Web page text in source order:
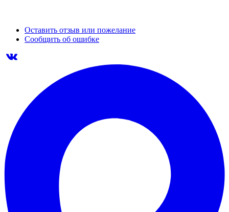
Оставить отзыв или пожелание
Сообщить об ошибке